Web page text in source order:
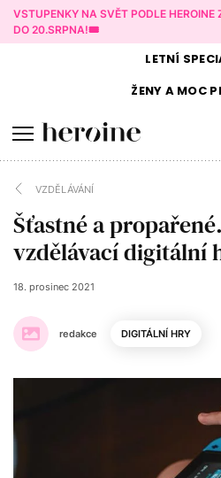
VSTUPENKY NA SVĚT PODLE
DO 20.SRPNA!🎟️
LETNÍ
ŽENY AMOC
VZDĚLÁVÁNÍ
Šťastné a
vzdělávací digitální
redakce
18. prosinec 2021
DIGITÁLNÍ HRY